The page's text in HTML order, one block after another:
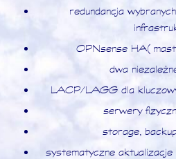
redundancja
OPNsense HA
dwa
LACP/LAGG dla
serwery
storage,
systematyczne